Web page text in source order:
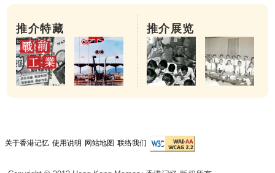
推介特藏 推介展览
关于香港记忆 使用说明 网站地图 联络我们